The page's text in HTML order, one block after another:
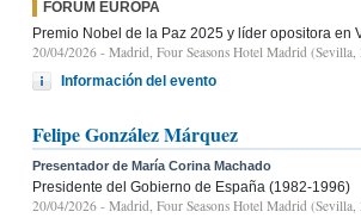
FÓRUM EUROPA
Premio Nobel de la Paz 2025 y líder opositora en
20/04/2026 - Madrid, Four Seasons Hotel Madrid (Sevilla,
Información del evento
Felipe González Márquez
Presentador de María Corina Machado
Presidente del Gobierno de España (1982-1996)
20/04/2026 - Madrid, Four Seasons Hotel Madrid (Sevilla,